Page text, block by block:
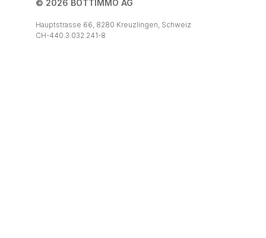
© 2026 BOTTIMMO AG
Hauptstrasse 66, 8280 Kreuzlingen, Schweiz
CH-440.3.032.241-8